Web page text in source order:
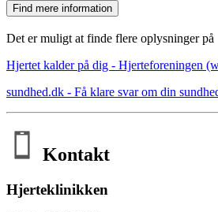
Find mere information
Det er muligt at finde flere oplysninger på
Hjertet kalder på dig - Hjerteforeningen
sundhed.dk - Få klare svar om din
Kontakt
Hjerteklinikken